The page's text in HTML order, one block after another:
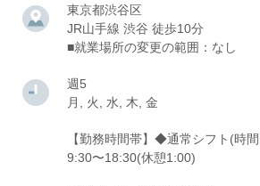
東京都渋谷区
JR山手線 渋谷 徒歩10分
■就業場所の変更の範囲：なし
週5
月, 火, 水, 木, 金
【勤務時間帯】◆通常シフト(時
9:30〜18:30(休憩1:00)